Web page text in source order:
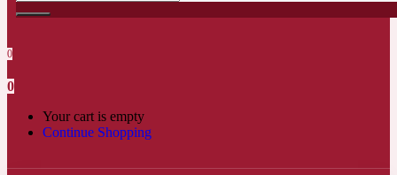
0
0
Your cart is empty
Continue Shopping